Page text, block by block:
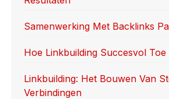
Samenwerking Met Backlinks
Hoe Linkbuilding Succesvol Toe
Linkbuilding: Het Bouwen Van
Verbindingen